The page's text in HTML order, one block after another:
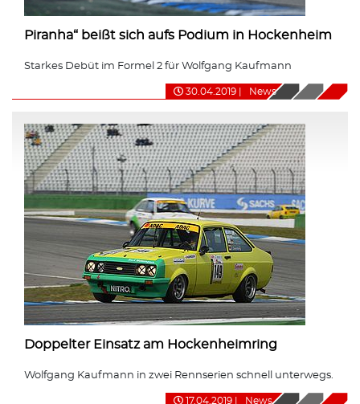
Piranha“ beißt sich aufs Podium in Hockenheim
Starkes Debüt im Formel 2 für Wolfgang Kaufmann
30.04.2019 News
Doppelter Einsatz am Hockenheimring
Wolfgang Kaufmann in zwei Rennserien schnell unterwegs.
17.04.2019 News